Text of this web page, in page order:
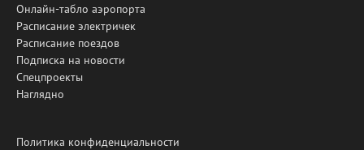
Онлайн-табло аэропорта
Расписание электричек
Расписание поездов
Подписка на новости
Спецпроекты
Наглядно
Политика конфиденциальности